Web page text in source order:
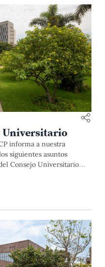
Universitario
informa a nuestra
siguientes asuntos
Consejo Universitario
de mayo. El Dr. Julio del